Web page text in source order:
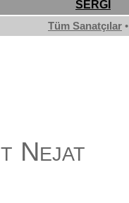
SERGİ
Tüm Sanatçılar •
Nejat